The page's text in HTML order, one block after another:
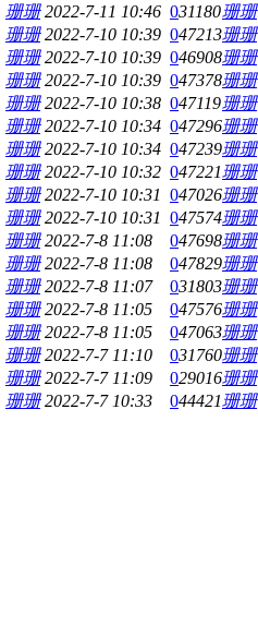
珊珊 2022-7-11 10:46 031180珊珊
珊珊 2022-7-10 10:39 047213珊珊
珊珊 2022-7-10 10:39 046908珊珊
珊珊 2022-7-10 10:39 047378珊珊
珊珊 2022-7-10 10:38 047119珊珊
珊珊 2022-7-10 10:34 047296珊珊
珊珊 2022-7-10 10:34 047239珊珊
珊珊 2022-7-10 10:32 047221珊珊
珊珊 2022-7-10 10:31 047026珊珊
珊珊 2022-7-10 10:31 047574珊珊
珊珊 2022-7-8 11:08 047698珊珊
珊珊 2022-7-8 11:08 047829珊珊
珊珊 2022-7-8 11:07 031803珊珊
珊珊 2022-7-8 11:05 047576珊珊
珊珊 2022-7-8 11:05 047063珊珊
珊珊 2022-7-7 11:10 031760珊珊
珊珊 2022-7-7 11:09 029016珊珊
珊珊 2022-7-7 10:33 044421珊珊